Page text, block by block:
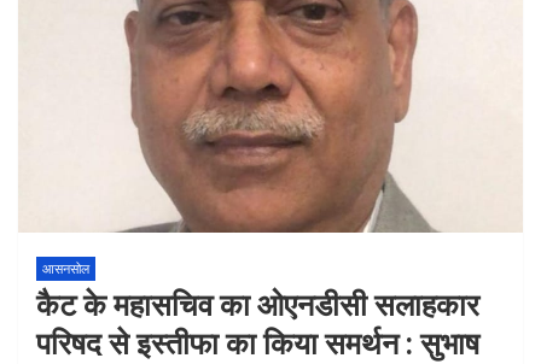
आसनसोल
कैट के महासचिव का ओएनडीसी सलाहकार
परिषद से इस्तीफा का किया समर्थन : सुभाष